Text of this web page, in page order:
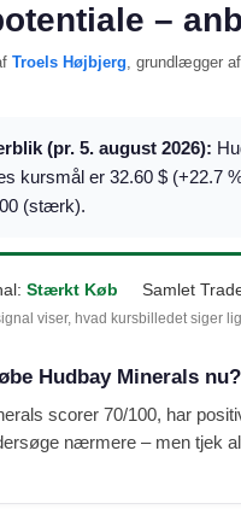
–
Troels Højbjerg, grundlægger
(pr. 5. august 2026):
kursmål er 32.60 $ (+22.7
(stærk).
Stærkt Køb Samlet
viser, hvad kursbilledet siger
Hudbay Minerals
scorer 70/100, har
nærmere – men tjek